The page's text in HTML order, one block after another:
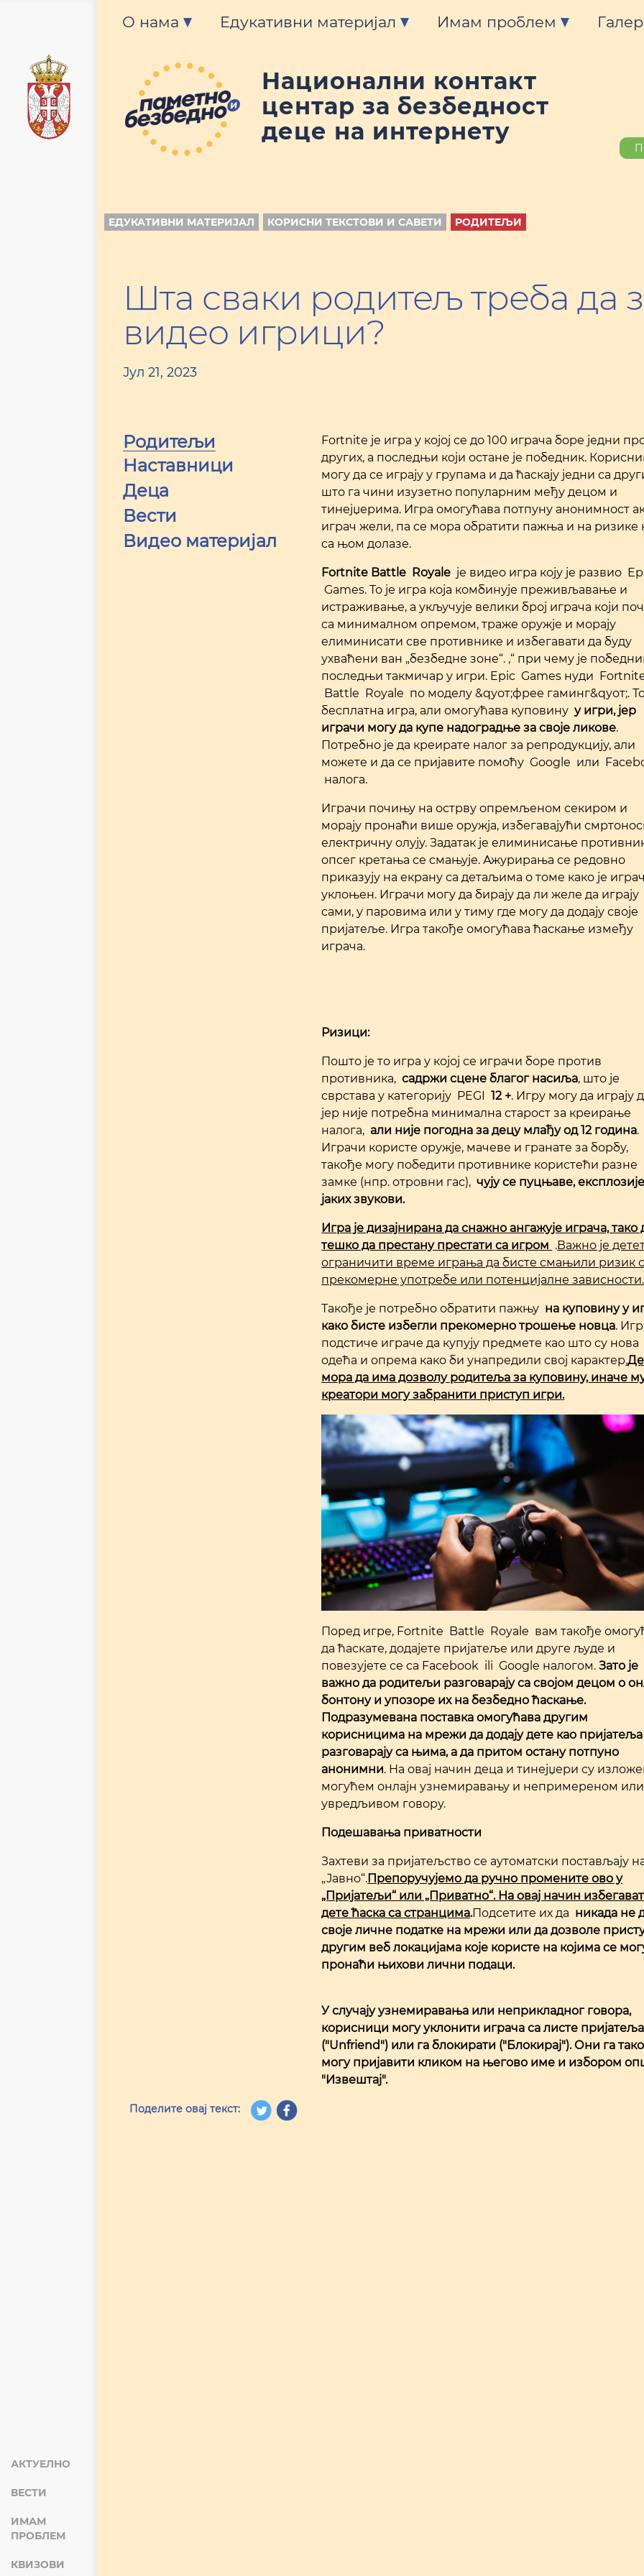
АКТУЕЛНО
ВЕСТИ
ИМАМ
ПРОБЛЕМ
КВИЗОВИ
О нама Едукативни материјал Имам проблем
Национални контакт
центар за безбедност
деце на интернету
ЕДУКАТИВНИ МАТЕРИЈАЛ КОРИСНИ ТЕКСТОВИ И САВЕТИ РОДИТЕЉИ
Шта сваки родитељ треба да
видео игрици?
Јул 21, 2023
Родитељи
Наставници
Деца
Вести
Видео материјал
Fortnite је игра у којој се до 100 играча боре једни
других, а последњи који остане је победник.
могу да се играју у групама и да ћаскају једни са
што га чини изузетно популарним међу децом и
тинејџерима. Игра омогућава потпуну анонимност
играч жели, па се мора обратити пажња и на ризике
са њом долазе.
Fortnite Battle Royale је видео игра коју је развио
Games. То је игра која комбинује преживљавање и
истраживање, а укључује велики број играча који
са минималном опремом, траже оружје и морају
елиминисати све противнике и избегавати да буду
ухваћени ван „безбедне зоне“. ,“ при чему је
последњи такмичар у игри. Epic Games нуди
Battle Royale по моделу &qуот;фрее гаминг&qуот;. То
бесплатна игра, али омогућава куповину у игри, јер
играчи могу да купе надоградње за своје ликове.
Потребно је да креирате налог за репродукцију, али
можете и да се пријавите помоћу Google или
налога.
Играчи почињу на острву опремљеном секиром и
морају пронаћи више оружја, избегавајући
електричну олују. Задатак је елиминисање
опсег кретања се смањује. Ажурирања се редовно
приказују на екрану са детаљима о томе како је играч
уклоњен. Играчи могу да бирају да ли желе да играју
сами, у паровима или у тиму где могу да додају своје
пријатеље. Игра такође омогућава ћаскање између
играча.
Ризици:
Пошто је то игра у којој се играчи боре против
противника, садржи сцене благог насиља, што је
сврстава у категорију PEGI 12 +. Игру могу да играју
јер није потребна минимална старост за креирање
налога, али није погодна за децу млађу од 12 година.
Играчи користе оружје, мачеве и гранате за борбу,
такође могу победити противнике користећи разне
замке (нпр. отровни гас), чују се пуцњаве,
јаких звукови.
Игра је дизајнирана да снажно ангажује играча, тако
тешко да престану престати са игром .Важно је
ограничити време играња да бисте смањили ризик
прекомерне употребе или потенцијалне зависности.
Такође је потребно обратити пажњу на куповину у
како бисте избегли прекомерно трошење новца.
подстиче играче да купују предмете као што су нова
одећа и опрема како би унапредили свој карактер.
мора да има дозволу родитеља за куповину, иначе
креатори могу забранити приступ игри.
Поред игре, Fortnite Battle Royale вам такође
да ћаскате, додајете пријатеље или друге људе и
повезујете се са Facebook ili Google налогом.Зато је
важно да родитељи разговарају са својом децом о
бонтону и упозоре их на безбедно ћаскање.
Подразумевана поставка омогућава другим
корисницима на мрежи да додају дете као
разговарају са њима, а да притом остану потпуно
анонимни. На овај начин деца и тинејџери су
могућем онлајн узнемиравању и непримереном или
увредљивом говору.
Подешавања приватности
Захтеви за пријатељство се аутоматски постављају
„Јавно“.Препоручујемо да ручно промените ово у
„Пријатељи“ или „Приватно“. На овај начин
дете ћаска са странцима.Подсетите их да никада не
своје личне податке на мрежи или да дозволе
другим веб локацијама које користе на којима се
пронаћи њихови лични подаци.
У случају узнемиравања или неприкладног говора,
корисници могу уклонити играча са листе пријатеља
("Unfriend") или га блокирати ("Блокирај"). Они га
могу пријавити кликом на његово име и избором
"Извештај".
Поделите овај текст: